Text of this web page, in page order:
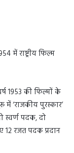
में राष्ट्रीय फिल्म
1953 की फिल्मों के
‘राजकीय पुरस्कार’
स्वर्ण पदक, दो
12 रजत पदक प्रदान